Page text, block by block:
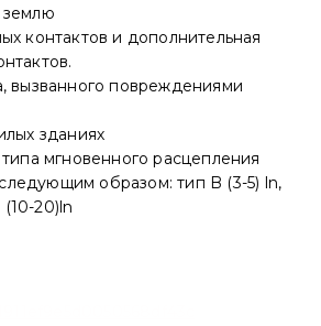
землю
контактов и дополнительная
вызванного повреждениями
зданиях
мгновенного расцепления
образом: тип B (3-5) ln,
(10-20)ln